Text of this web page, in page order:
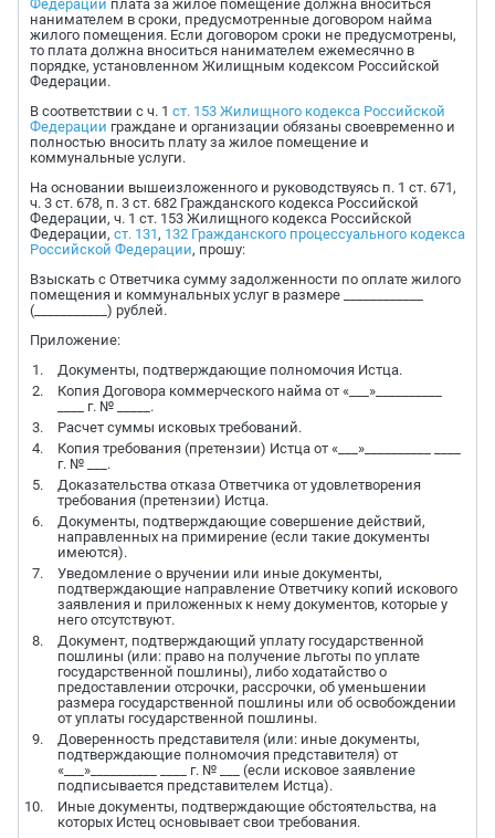
Федерации плата за жилое помещение должна вноситься
нанимателем в сроки, предусмотренные договором найма
жилого помещения. Если договором сроки не предусмотрены,
то плата должна вноситься нанимателем ежемесячно в
порядке, установленном Жилищным кодексом Российской
Федерации.
В соответствии с ч. 1 ст. 153 Жилищного кодекса Российской
Федерации граждане и организации обязаны своевременно и
полностью вносить плату за жилое помещение и
коммунальные услуги.
На основании вышеизложенного и руководствуясь п. 1 ст. 671,
ч. 3 ст. 678, п. 3 ст. 682 Гражданского кодекса Российской
Федерации, ч. 1 ст. 153 Жилищного кодекса Российской
Федерации, ст. 131, 132 Гражданского процессуального кодекса
Российской Федерации, прошу:
Взыскать с Ответчика сумму задолженности по оплате жилого
помещения и коммунальных услуг в размере ____________
(___________) рублей.
Приложение:
Документы, подтверждающие полномочия Истца.
Копия Договора коммерческого найма от «___»__________
____ г. № _____.
Расчет суммы исковых требований.
Копия требования (претензии) Истца от «___»__________ ____
г. № ___.
Доказательства отказа Ответчика от удовлетворения
требования (претензии) Истца.
Документы, подтверждающие совершение действий,
направленных на примирение (если такие документы
имеются).
Уведомление о вручении или иные документы,
подтверждающие направление Ответчику копий искового
заявления и приложенных к нему документов, которые у
него отсутствуют.
Документ, подтверждающий уплату государственной
пошлины (или: право на получение льготы по уплате
государственной пошлины), либо ходатайство о
предоставлении отсрочки, рассрочки, об уменьшении
размера государственной пошлины или об освобождении
от уплаты государственной пошлины.
Доверенность представителя (или: иные документы,
подтверждающие полномочия представителя) от
«___»__________ ____ г. № ___ (если исковое заявление
подписывается представителем Истца).
Иные документы, подтверждающие обстоятельства, на
которых Истец основывает свои требования.